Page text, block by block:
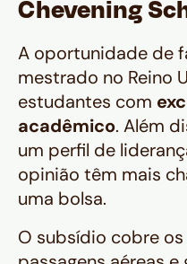
Chevening
A oportunidade de
mestrado no Reino
estudantes com
acadêmico. Além
um perfil de
opinião têm mais
uma bolsa.
O subsídio cobre